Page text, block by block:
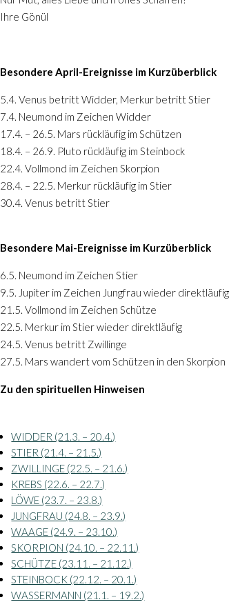
Ihre Gönül
Besondere April-Ereignisse im Kurzüberblick
5.4. Venus betritt Widder, Merkur betritt Stier
7.4. Neumond im Zeichen Widder
17.4. – 26.5. Mars rückläufig im Schützen
18.4. – 26.9. Pluto rückläufig im Steinbock
22.4. Vollmond im Zeichen Skorpion
28.4. – 22.5. Merkur rückläufig im Stier
30.4. Venus betritt Stier
Besondere Mai-Ereignisse im Kurzüberblick
6.5. Neumond im Zeichen Stier
9.5. Jupiter im Zeichen Jungfrau wieder
21.5. Vollmond im Zeichen Schütze
22.5. Merkur im Stier wieder direktläufig
24.5. Venus betritt Zwillinge
27.5. Mars wandert vom Schützen in den Skorpion
Zu den spirituellen Hinweisen
WIDDER (21.3. – 20.4.)
STIER (21.4. – 21.5.)
ZWILLINGE (22.5. – 21.6.)
KREBS (22.6. – 22.7.)
LÖWE (23.7. – 23.8.)
JUNGFRAU (24.8. – 23.9.)
WAAGE (24.9. – 23.10.)
SKORPION (24.10. – 22.11.)
SCHÜTZE (23.11. – 21.12.)
STEINBOCK (22.12. – 20.1.)
WASSERMANN (21.1. – 19.2.)